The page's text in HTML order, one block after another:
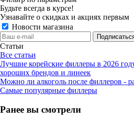
Будьте всегда в курсе!
Узнавайте о скидках и акциях первым
Новости магазина
Статьи
Все статьи
Лучшие корейские филлеры в 2026
хороших брендов и линеек
Можно ли алкоголь после филлеров -
Самые популярные филлеры
Ранее вы смотрели